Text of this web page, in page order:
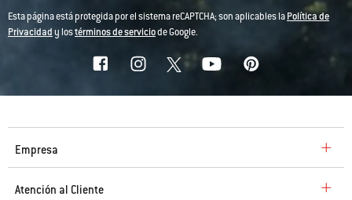
Esta página está protegida por el sistema reCAPTCHA; son aplicables laPolítica de
Privacidady lostérminos de serviciode Google.
Empresa
Atención al Cliente